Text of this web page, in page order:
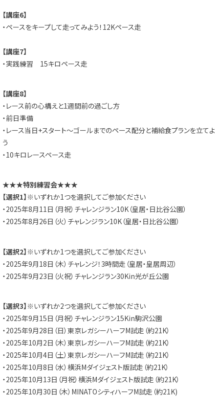
【講座6】
・ペースをキープして走ってみよう！12Kペース走
【講座7】
・実践練習 15キロペース走
【講座8】
・レース前の心構えと1週間前の過ごし方
・前日準備
・レース当日+スタート～ゴールまでのペース配分と補給食プランを立てよ
う
・10キロレースペース走
★★★特別練習会★★★
【選択1】 ※いずれか1つを選択してご参加ください
・2025年8月11日（月祝）チャレンジラン10K（皇居・ 日比谷公園）
・2025年8月26日（火）チャレンジラン10K（皇居・ 日比谷公園）
【選択2】 ※いずれか1つを選択してご参加ください
・2025年9月18日（木）チャレンジ！3時間走（皇居・皇居周辺）
・2025年9月23日（火祝） チャレンジラン30Kin光が丘公園
【選択3】 ※いずれか2つを選択してご参加ください
・2025年9月15日（月祝） チャレンジラン15Kin駒沢公園
・2025年9月28日（日）東京レガシーハーフM試走（約21K）
・2025年10月2日（木）東京レガシーハーフM試走（約21K）
・2025年10月4日（土）東京レガシーハーフM試走（約21K）
・2025年10月8日（水）横浜Mダイジェスト版試走（約21K）
・2025年10月13日（月祝）横浜Mダイジェスト版試走（約21K）
・2025年10月30日（木） MINATOシティハーフM試走（約21K)